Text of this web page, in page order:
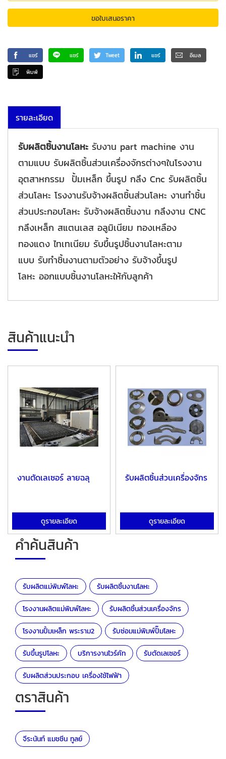
ขอใบเสนอราคา
แชร์ แชร์ Tweet แชร์ อีเมล
พิมพ์
รายละเอียด
รับผลิตชิ้นงานโลหะ รับงาน part machine งาน
ตามแบบ รับผลิตชิ้นส่วนเครื่องจักรต่างๆในโรงงาน
อุตสาหกรรม ปั้มเหล็ก ขึ้นรูป กลึง Cnc รับผลิตชิ้น
ส่วนโลหะ โรงงานรับจ้างผลิตชิ้นส่วนโลหะ งานทำชิ้น
ส่วนประกอบโลหะ รับจ้างผลิตชิ้นงาน กลึงงาน CNC
กลึงเหล็ก สแตนเลส อลูมิเนียม ทองเหลือง
ทองแดง ไทเทเนียม รับขึ้นรูปชิ้นงานโลหะตาม
แบบ รับทำชิ้นงานตามตัวอย่าง รับจ้างขึ้นรูป
โลหะ ออกแบบชิ้นงานโลหะให้กับลูกค้า
สินค้าแนะนำ
งานตัดเลเซอร์ ลายฉลุ
ดูรายละเอียด
รับผลิตชิ้นส่วนเครื่องจักร
ดูรายละเอียด
คำค้นสินค้า
รับผลิตแม่พิมพ์โลหะ รับผลิตชิ้นงานโลหะ
โรงงานผลิตแม่พิมพ์โลหะ รับผลิตชิ้นส่วนเครื่องจักร
โรงงานปั้มเหล็ก พระราม2 รับซ่อมแม่พิมพ์ปั๊มโลหะ
รับขึ้นรูปโลหะ บริการงานไวร์คัท รับตัดเลเซอร์
รับผลิตส่วนประกอบ เครื่องใช้ไฟฟ้า
ตราสินค้า
จีระนันท์ แมชชีน ทูลย์